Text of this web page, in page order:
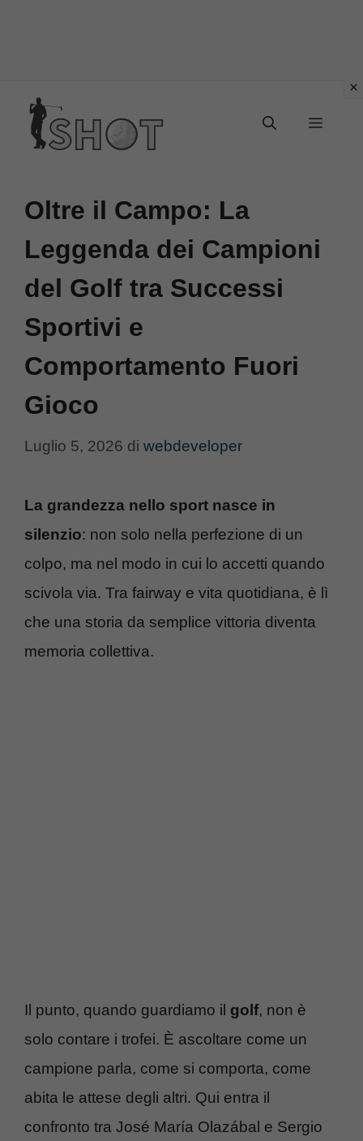
contenuto
Menu
Oltre il Campo: La
Leggenda dei Campioni
del Golf tra Successi
Sportivi e
Comportamento Fuori
Gioco
Luglio 5, 2026 di webdeveloper
La grandezza nello sport nasce in
silenzio: non solo nella perfezione di un
colpo, ma nel modo in cui lo accetti quando
scivola via. Tra fairway e vita quotidiana, è lì
che una storia da semplice vittoria diventa
memoria collettiva.
Il punto, quando guardiamo il golf, non è
solo contare i trofei. È ascoltare come un
campione parla, come si comporta, come
abita le attese degli altri. Qui entra il
confronto tra José María Olazábal e Sergio